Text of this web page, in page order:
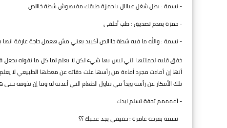
- نسمة : بطل شغل عيااال يا حمزة طبقك مفيهوش شطة خاالص
- حمزة بعدم تصديق : طب أحلفي
- نسمة : والله ما فيه شطة خااالص أكييد يعني مش هعمل حاجة عارفة انها
خفق قلبه لجملتها التي ليس بها شيء لكن لا يعلم لما كل ما تقوله
أنها إن أماءت مجرد أماءة من رأسها علت دقاته عن معدلها الطبيعي لا
تلك الأفكار عن رأسه وبدأ في تناول الطعام التي أعدته له وما إن تذوقه
- أممممم تحفة تسلم ايدك
- نسمة بفرحة غامرة : حقيقي بجد عجبك ؟؟